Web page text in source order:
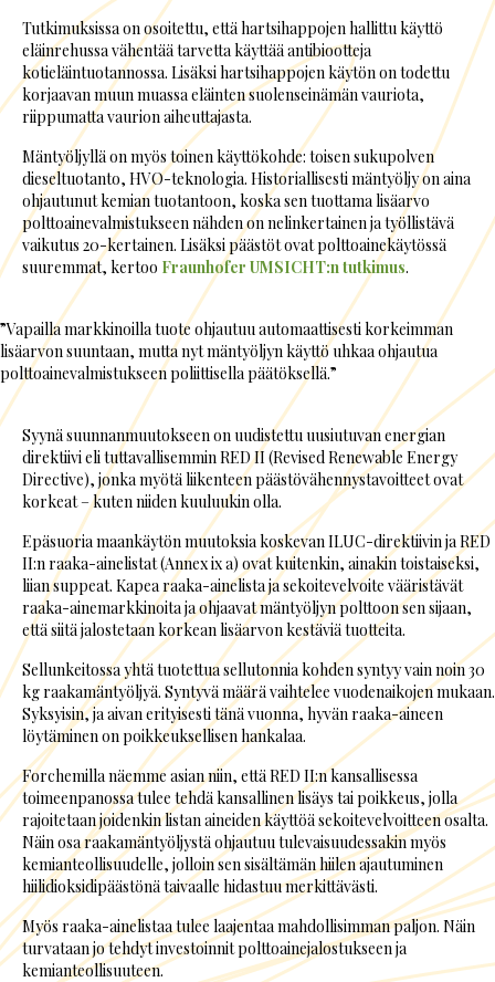
Tutkimuksissa on osoitettu, että hartsihappojen hallittu käyttö
eläinrehussa vähentää tarvetta käyttää antibiootteja
kotieläintuotannossa. Lisäksi hartsihappojen käytön on todettu
korjaavan muun muassa eläinten suolenseinämän vauriota,
riippumatta vaurion aiheuttajasta.
Mäntyöljyllä on myös toinen käyttökohde: toisen sukupolven
dieseltuotanto, HVO-teknologia. Historiallisesti mäntyöljy on aina
ohjautunut kemian tuotantoon, koska sen tuottama lisäarvo
polttoainevalmistukseen nähden on nelinkertainen ja työllistävä
vaikutus 20-kertainen. Lisäksi päästöt ovat polttoainekäytössä
suuremmat, kertoo Fraunhofer UMSICHT:n tutkimus.
”Vapailla markkinoilla tuote ohjautuu automaattisesti korkeimman
lisäarvon suuntaan, mutta nyt mäntyöljyn käyttö uhkaa ohjautua
polttoainevalmistukseen poliittisella päätöksellä.”
Syynä suunnanmuutokseen on uudistettu uusiutuvan energian
direktiivi eli tuttavallisemmin RED II (Revised Renewable Energy
Directive), jonka myötä liikenteen päästövähennystavoitteet ovat
korkeat – kuten niiden kuuluukin olla.
Epäsuoria maankäytön muutoksia koskevan ILUC-direktiivin ja RED
II:n raaka-ainelistat (Annex ix a) ovat kuitenkin, ainakin toistaiseksi,
liian suppeat. Kapea raaka-ainelista ja sekoitevelvoite vääristävät
raaka-ainemarkkinoita ja ohjaavat mäntyöljyn polttoon sen sijaan,
että siitä jalostetaan korkean lisäarvon kestäviä tuotteita.
Sellunkeitossa yhtä tuotettua sellutonnia kohden syntyy vain noin 30
kg raakamäntyöljyä. Syntyvä määrä vaihtelee vuodenaikojen mukaan.
Syksyisin, ja aivan erityisesti tänä vuonna, hyvän raaka-aineen
löytäminen on poikkeuksellisen hankalaa.
Forchemilla näemme asian niin, että RED II:n kansallisessa
toimeenpanossa tulee tehdä kansallinen lisäys tai poikkeus, jolla
rajoitetaan joidenkin listan aineiden käyttöä sekoitevelvoitteen osalta.
Näin osa raakamäntyöljystä ohjautuu tulevaisuudessakin myös
kemianteollisuudelle, jolloin sen sisältämän hiilen ajautuminen
hiilidioksidipäästönä taivaalle hidastuu merkittävästi.
Myös raaka-ainelistaa tulee laajentaa mahdollisimman paljon. Näin
turvataan jo tehdyt investoinnit polttoainejalostukseen ja
kemianteollisuuteen.